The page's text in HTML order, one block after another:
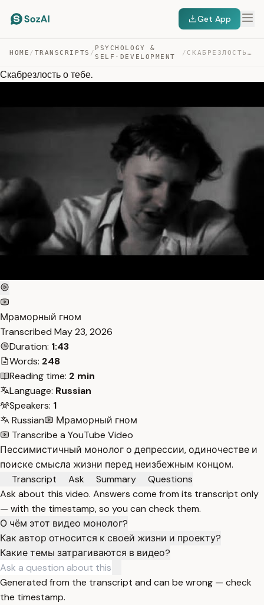
Get App
HOME / TRANSCRIPTS /
PSYCHOLOGY &
SELF-DEVELOPMENT
/ СКАБРЕЗЛОСТЬ О ТЕБЕ. — TRANSCRIPT
Скабрезлость о тебе.
Мраморный гном
Transcribed May 23, 2026
Duration: 1:43
Words: 248
Reading time: 2 min
Language: Russian
Speakers: 1
Russian
Мраморный гном
Transcribe a YouTube Video
Пессимистичный монолог о депрессии, одиночестве и
поиске смысла жизни перед неизбежным концом.
Transcript
Ask Summary
Questions
Ask about this video. Answers come from its transcript only
— with the timestamp, so you can check them.
О чём этот видео монолог?
Как автор относится к своей жизни и проекту?
Какие темы затрагиваются в видео?
Generated from the transcript and can be wrong — check
the timestamp.